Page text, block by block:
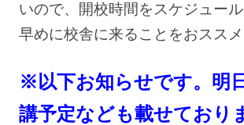
いので、開校時間をスケジュール
早めに校舎に来ることをおススメ
※以下お知らせです。明
講予定なども載せており